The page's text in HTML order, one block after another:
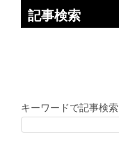
記事検索
キーワードで記事検索